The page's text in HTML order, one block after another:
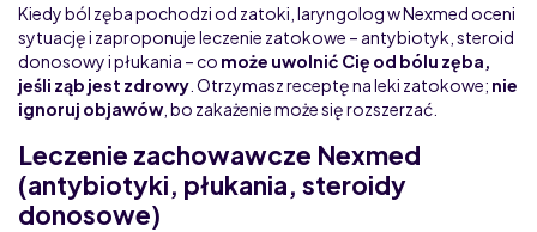
Kiedy ból zęba pochodzi od zatoki, laryngolog w Nexmed oceni
sytuację i zaproponuje leczenie zatokowe – antybiotyk, steroid
donosowy i płukania – co może uwolnić Cię od bólu zęba,
jeśli ząb jest zdrowy . Otrzymasz receptę na leki zatokowe; nie
ignoruj objawów , bo zakażenie może się rozszerzać.
Leczenie zachowawcze Nexmed
(antybiotyki, płukania, steroidy
donosowe)